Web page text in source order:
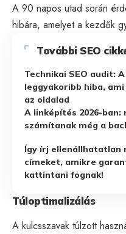
A 90 napos utad során
hibára, amelyet a kezdők
További SEO
Technikai SEO audit: A
leggyakoribb hiba,
az oldalad
A linképítés 2026-ban:
számítanak még a
Így írj ellenállhatatlan
címeket, amikre
kattintani fognak!
Túloptimalizálás
A kulcsszavak túlzott